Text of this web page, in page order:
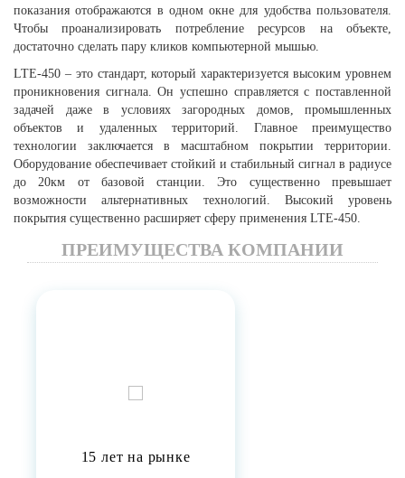
показания отображаются в одном окне для удобства пользователя.
Чтобы проанализировать потребление ресурсов на объекте,
достаточно сделать пару кликов компьютерной мышью.
LTE-450 – это стандарт, который характеризуется высоким уровнем
проникновения сигнала. Он успешно справляется с поставленной
задачей даже в условиях загородных домов, промышленных
объектов и удаленных территорий. Главное преимущество
технологии заключается в масштабном покрытии территории.
Оборудование обеспечивает стойкий и стабильный сигнал в радиусе
до 20км от базовой станции. Это существенно превышает
возможности альтернативных технологий. Высокий уровень
покрытия существенно расширяет сферу применения LTE-450.
ПРЕИМУЩЕСТВА КОМПАНИИ
15 лет на рынке